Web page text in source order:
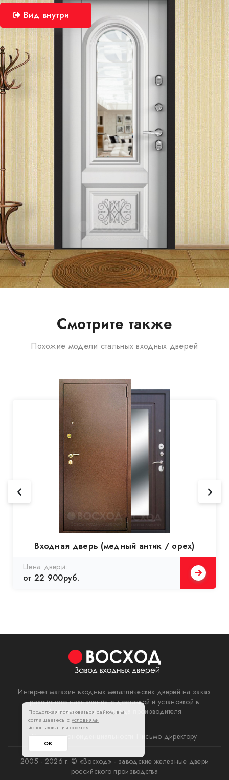
Вид внутри
Смотрите также
Похожие модели стальных входных дверей
Входная дверь (медный антик / орех)
Цена двери:
от 22 900руб.
Интернет магазин входных металлических дверей на заказ
различного назначения с доставкой и установкой в
Долгопрудном от завода производителя
Политика конфиденциальности Письмо директору
2005 - 2026 г. © «Восход» - заводские железные двери
российского производства
Продолжая пользоваться сайтом, вы
соглашаетесь с условиями
использования cookies
ОК